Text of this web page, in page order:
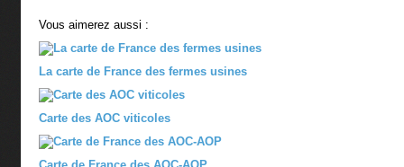
Vous aimerez aussi :
La carte de France des fermes usines
Carte des AOC viticoles